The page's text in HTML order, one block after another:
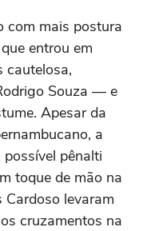
com mais postura
entrou em
cautelosa,
Souza — e
Apesar da
a
pênalti
toque de mão na
Cardoso levaram
cruzamentos na